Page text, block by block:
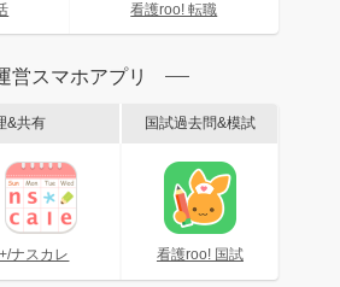
看護roo! 転職
営スマホアプリ
&共有
ナスカレ
国試過去問&模試
看護roo! 国試